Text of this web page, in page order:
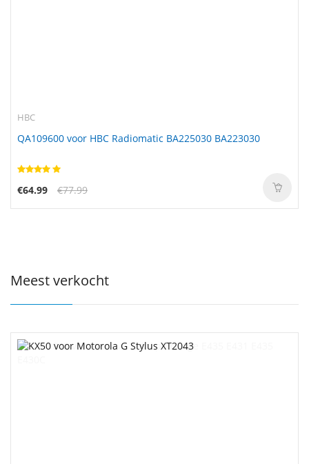
HBC
QA109600 voor HBC Radiomatic BA225030 BA223030
€64.99 €77.99
Meest verkocht